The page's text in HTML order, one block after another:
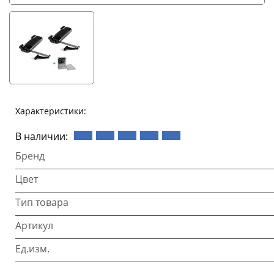
Характеристики:
В наличии:
Бренд
Цвет
Тип товара
Артикул
Ед.изм.